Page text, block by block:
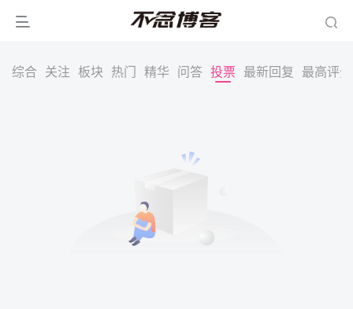
综合 关注 板块 热门 精华 问答 投票 最新回复 最高评分